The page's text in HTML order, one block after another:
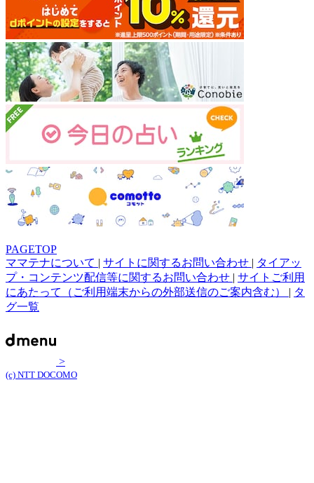
PAGETOP
ママテナについて | サイトに関するお問い合わせ | タイアッ
プ・コンテンツ配信等に関するお問い合わせ | サイトご利用
にあたって（ご利用端末からの外部送信のご案内含む） | タ
グ一覧
>
(c) NTT DOCOMO